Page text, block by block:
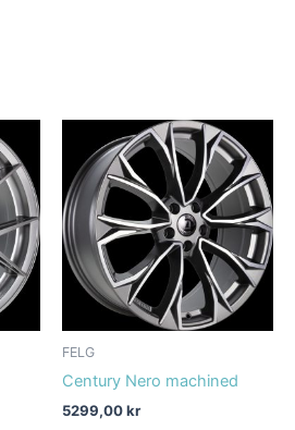
FELG
Century Nero machined
5299,00kr